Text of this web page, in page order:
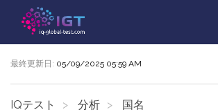
最終更新日: 05/09/2025 05:59 AM
IQテスト 分析 国名